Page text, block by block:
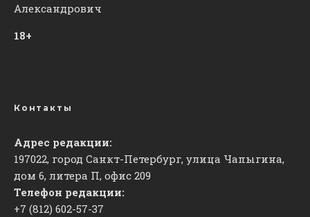
Александрович
18+
Контакты
Адрес редакции:
197022, город Санкт-Петербург, улица Чапыгина,
дом 6, литера П, офис 209
Телефон редакции:
+7 (812) 602-57-37